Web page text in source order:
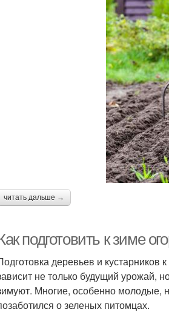
читать дальше →
подготовить к зиме
деревьев и
не только будущий урожай,
Многие, особенно молодые,
о зеленых питомцах.